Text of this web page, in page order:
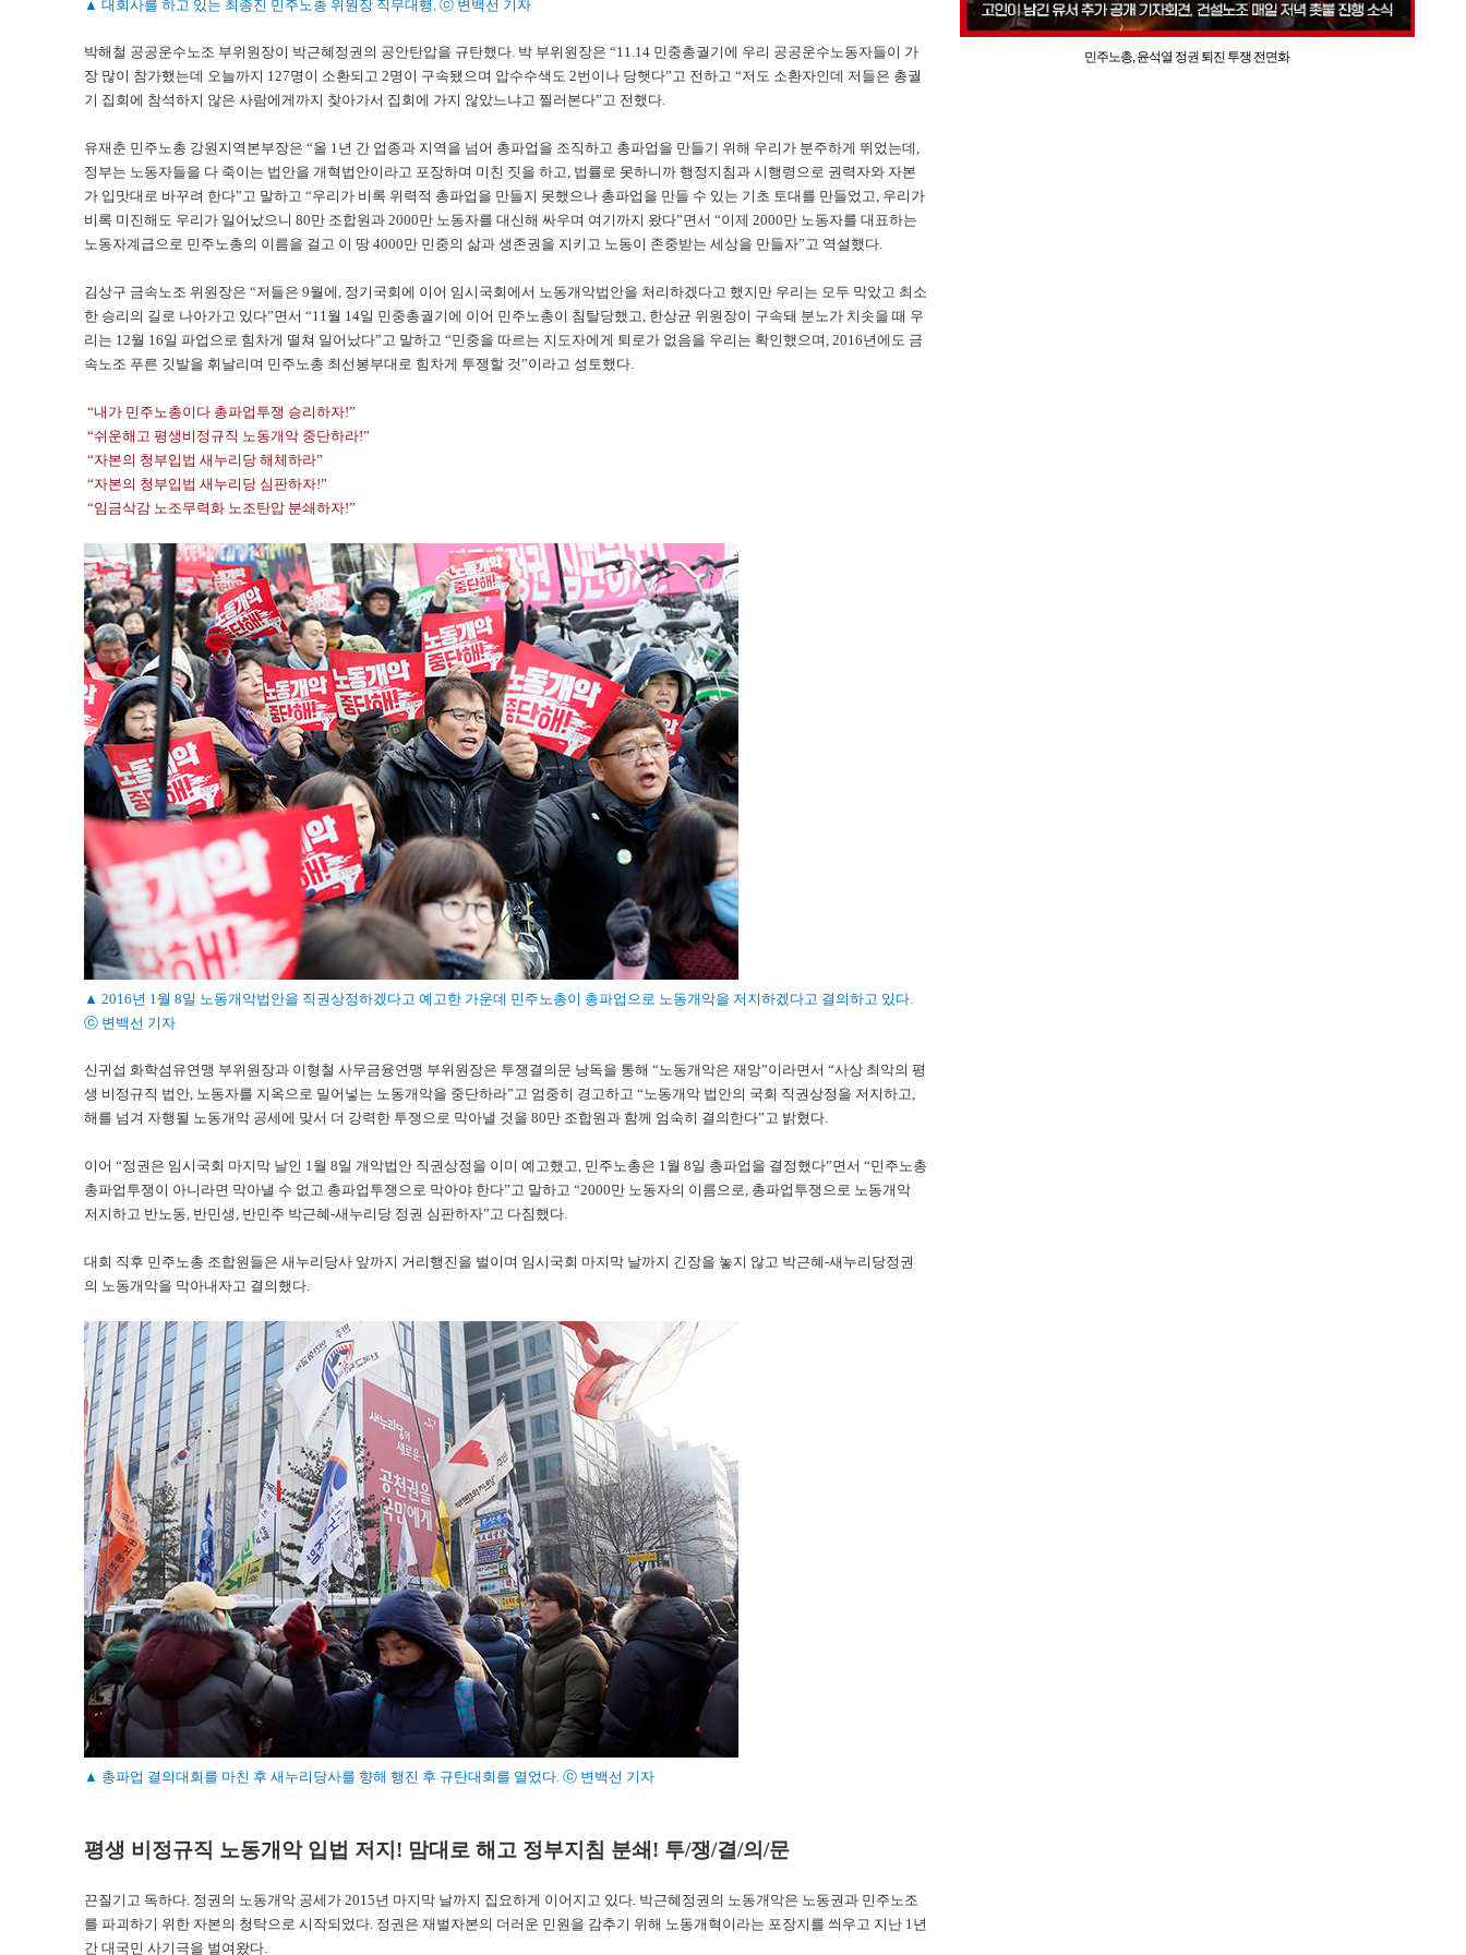
▲ 대회사를 하고 있는 최종진 민주노총 위원장 직무대행. ⓒ 변백선 기자
박해철 공공운수노조 부위원장이 박근혜정권의 공안탄압을 규탄했다. 박 부위원장은 “11.14 민중총궐기에 우리 공공운수노동자들이 가
장 많이 참가했는데 오늘까지 127명이 소환되고 2명이 구속됐으며 압수수색도 2번이나 당햇다”고 전하고 “저도 소환자인데 저들은 총궐
기 집회에 참석하지 않은 사람에게까지 찾아가서 집회에 가지 않았느냐고 찔러본다”고 전했다.
유재춘 민주노총 강원지역본부장은 “올 1년 간 업종과 지역을 넘어 총파업을 조직하고 총파업을 만들기 위해 우리가 분주하게 뛰었는데,
정부는 노동자들을 다 죽이는 법안을 개혁법안이라고 포장하며 미친 짓을 하고, 법률로 못하니까 행정지침과 시행령으로 권력자와 자본
가 입맛대로 바꾸려 한다”고 말하고 “우리가 비록 위력적 총파업을 만들지 못했으나 총파업을 만들 수 있는 기초 토대를 만들었고, 우리가
비록 미진해도 우리가 일어났으니 80만 조합원과 2000만 노동자를 대신해 싸우며 여기까지 왔다”면서 “이제 2000만 노동자를 대표하는
노동자계급으로 민주노총의 이름을 걸고 이 땅 4000만 민중의 삶과 생존권을 지키고 노동이 존중받는 세상을 만들자”고 역설했다.
김상구 금속노조 위원장은 “저들은 9월에, 정기국회에 이어 임시국회에서 노동개악법안을 처리하겠다고 했지만 우리는 모두 막았고 최소
한 승리의 길로 나아가고 있다”면서 “11월 14일 민중총궐기에 이어 민주노총이 침탈당했고, 한상균 위원장이 구속돼 분노가 치솟을 때 우
리는 12월 16일 파업으로 힘차게 떨쳐 일어났다”고 말하고 “민중을 따르는 지도자에게 퇴로가 없음을 우리는 확인했으며, 2016년에도 금
속노조 푸른 깃발을 휘날리며 민주노총 최선봉부대로 힘차게 투쟁할 것”이라고 성토했다.
“내가 민주노총이다 총파업투쟁 승리하자!”
“쉬운해고 평생비정규직 노동개악 중단하라!”
“자본의 청부입법 새누리당 해체하라”
“자본의 청부입법 새누리당 심판하자!”
“임금삭감 노조무력화 노조탄압 분쇄하자!”
▲ 2016년 1월 8일 노동개악법안을 직권상정하겠다고 예고한 가운데 민주노총이 총파업으로 노동개악을 저지하겠다고 결의하고 있다.
ⓒ 변백선 기자
신귀섭 화학섬유연맹 부위원장과 이형철 사무금융연맹 부위원장은 투쟁결의문 낭독을 통해 “노동개악은 재앙”이라면서 “사상 최악의 평
생 비정규직 법안, 노동자를 지옥으로 밀어넣는 노동개악을 중단하라”고 엄중히 경고하고 “노동개악 법안의 국회 직권상정을 저지하고,
해를 넘겨 자행될 노동개악 공세에 맞서 더 강력한 투쟁으로 막아낼 것을 80만 조합원과 함께 엄숙히 결의한다”고 밝혔다.
이어 “정권은 임시국회 마지막 날인 1월 8일 개악법안 직권상정을 이미 예고했고, 민주노총은 1월 8일 총파업을 결정했다”면서 “민주노총
총파업투쟁이 아니라면 막아낼 수 없고 총파업투쟁으로 막아야 한다”고 말하고 “2000만 노동자의 이름으로, 총파업투쟁으로 노동개악
저지하고 반노동, 반민생, 반민주 박근혜-새누리당 정권 심판하자”고 다짐했다.
대회 직후 민주노총 조합원들은 새누리당사 앞까지 거리행진을 벌이며 임시국회 마지막 날까지 긴장을 놓지 않고 박근혜-새누리당정권
의 노동개악을 막아내자고 결의했다.
▲ 총파업 결의대회를 마친 후 새누리당사를 향해 행진 후 규탄대회를 열었다. ⓒ 변백선 기자
평생 비정규직 노동개악 입법 저지! 맘대로 해고 정부지침 분쇄! 투/쟁/결/의/문
끈질기고 독하다. 정권의 노동개악 공세가 2015년 마지막 날까지 집요하게 이어지고 있다. 박근혜정권의 노동개악은 노동권과 민주노조
를 파괴하기 위한 자본의 청탁으로 시작되었다. 정권은 재벌자본의 더러운 민원을 감추기 위해 노동개혁이라는 포장지를 씌우고 지난 1년
간 대국민 사기극을 벌여왔다.
민주노총, 윤석열 정권 퇴진 투쟁 전면화